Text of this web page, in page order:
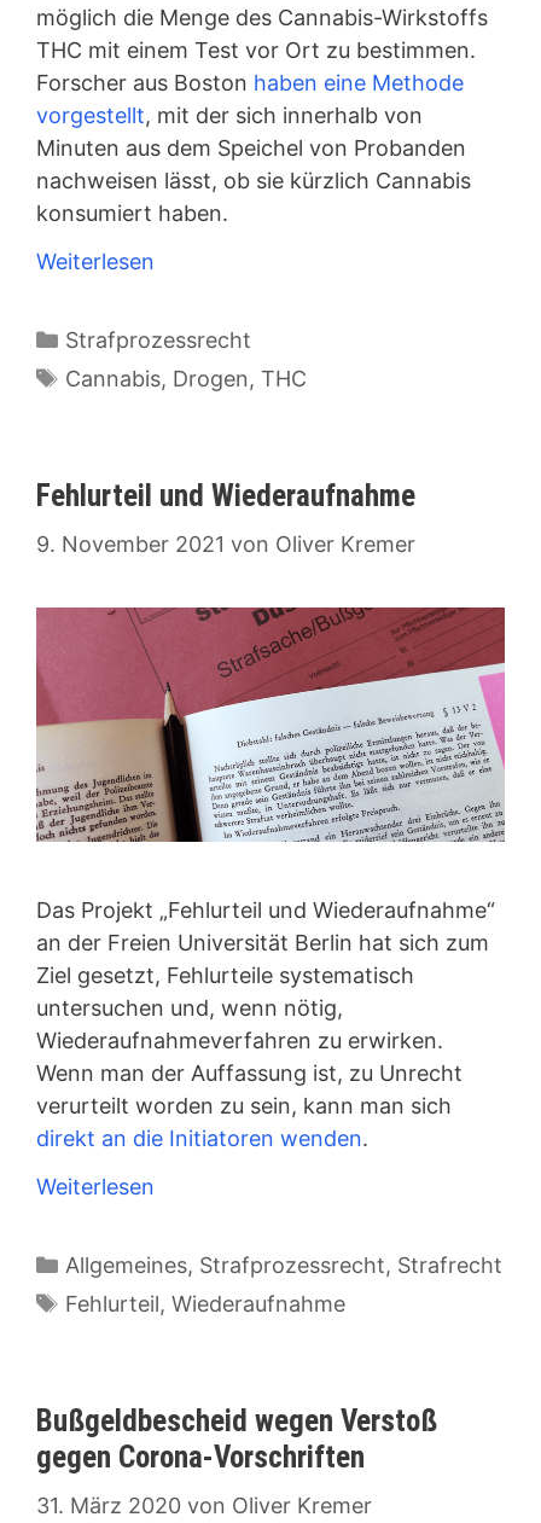
möglich die Menge des Cannabis-Wirkstoffs
THC mit einem Test vor Ort zu bestimmen.
Forscher aus Boston haben eine Methode
vorgestellt, mit der sich innerhalb von
Minuten aus dem Speichel von Probanden
nachweisen lässt, ob sie kürzlich Cannabis
konsumiert haben.
Weiterlesen
Kategorien
Strafprozessrecht
Schlagwörter
Cannabis, Drogen, THC
Fehlurteil und Wiederaufnahme
9. November 2021 von Oliver Kremer
Das Projekt „Fehlurteil und Wiederaufnahme“
an der Freien Universität Berlin hat sich zum
Ziel gesetzt, Fehlurteile systematisch
untersuchen und, wenn nötig,
Wiederaufnahmeverfahren zu erwirken.
Wenn man der Auffassung ist, zu Unrecht
verurteilt worden zu sein, kann man sich
direkt an die Initiatoren wenden.
Weiterlesen
Kategorien
Allgemeines, Strafprozessrecht, Strafrecht
Schlagwörter
Fehlurteil, Wiederaufnahme
Bußgeldbescheid wegen Verstoß
gegen Corona-Vorschriften
31. März 2020 von Oliver Kremer